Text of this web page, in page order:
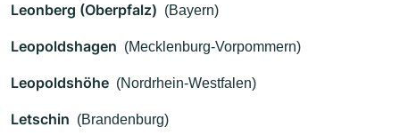
Leonberg (Oberpfalz) (Bayern)
Leopoldshagen (Mecklenburg-Vorpommern)
Leopoldshöhe (Nordrhein-Westfalen)
Letschin (Brandenburg)